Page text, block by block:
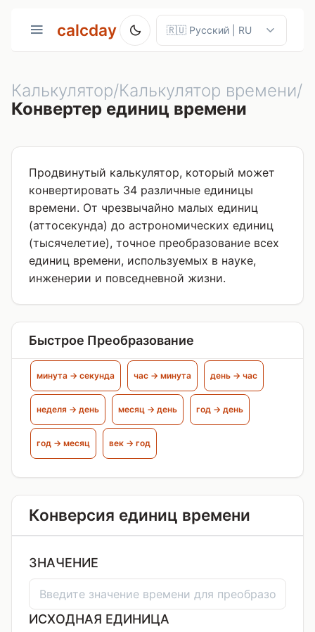
calcday
Калькулятор/Калькулятор времени/
Конвертер единиц времени
Продвинутый калькулятор, который может
конвертировать 34 различные единицы
времени. От чрезвычайно малых единиц
(аттосекунда) до астрономических единиц
(тысячелетие), точное преобразование всех
единиц времени, используемых в науке,
инженерии и повседневной жизни.
Быстрое Преобразование
минута → секунда час → минута день → час
неделя → день месяц → день год → день
год → месяц век → год
Конверсия единиц времени
ЗНАЧЕНИЕ
ИСХОДНАЯ ЕДИНИЦА